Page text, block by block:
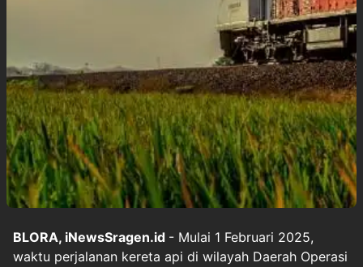
BLORA, iNewsSragen.id - Mulai 1 Februari 2025,
waktu perjalanan kereta api di wilayah Daerah Operasi